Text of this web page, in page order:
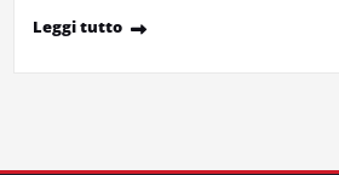
Leggi tutto